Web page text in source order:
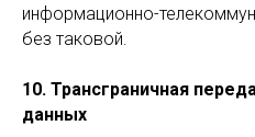
информационно-
без таковой.
10. Трансграничная
данных